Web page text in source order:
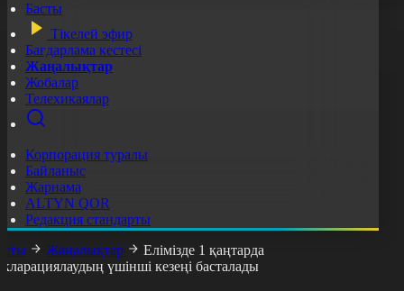
Басты
Тікелей эфир
Бағдарлама кестесі
Жаңалықтар
Жобалар
Телехикаялар
Корпорация туралы
Байланыс
Жарнама
ALTYN QOR
Редакция стандарты
Жаңалықтар
Елімізде 1 қаңтарда
үшінші кезеңі басталады